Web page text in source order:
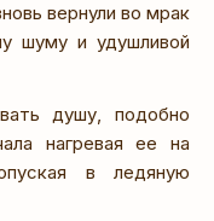
вернули во мрак
шуму и удушливой
душу, подобно
нагревая ее на
в ледяную